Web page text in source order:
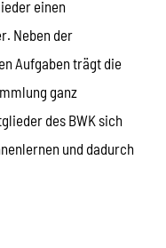
einen
Neben der
Aufgaben trägt die
ganz
des BWK sich
und dadurch